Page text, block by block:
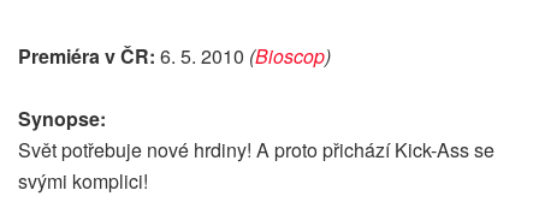
Premiéra v ČR: 6. 5. 2010 (Bioscop)
Synopse:
Svět potřebuje nové hrdiny! A proto přichází Kick-Ass se
svými komplici!